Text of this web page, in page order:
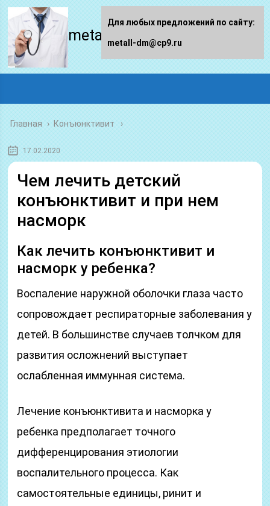
metall-dm.ru
Главная › Конъюнктивит
17.02.2020
Чем лечить детский
конъюнктивит и при нем
насморк
Как лечить конъюнктивит и
насморк у ребенка?
Воспаление наружной оболочки глаза часто
сопровождает респираторные заболевания у
детей. В большинстве случаев толчком для
развития осложнений выступает
ослабленная иммунная система.
Лечение конъюнктивита и насморка у
ребенка предполагает точного
дифференцирования этиологии
воспалительного процесса. Как
самостоятельные единицы, ринит и
Для любых предложений по сайту:
metall-dm@cp9.ru